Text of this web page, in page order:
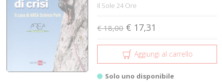
Il Sole 24 Ore
€ 18,00 € 17,31
Aggiungi al carrello
Solo uno disponibile